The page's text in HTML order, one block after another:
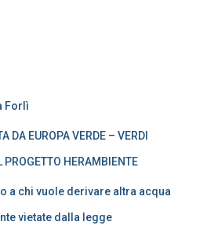
Forlì
DA EUROPA VERDE – VERDI
PROGETTO HERAMBIENTE
a chi vuole derivare altra acqua
vietate dalla legge